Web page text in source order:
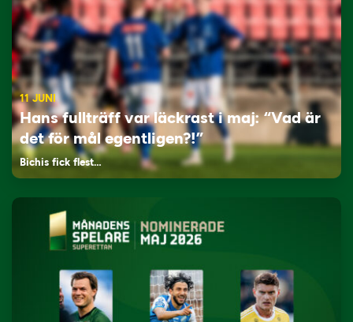
11 JUNI
Hans fullträff var läckrast i maj: “Vad är
det för mål egentligen?!”
Bichis fick flest…